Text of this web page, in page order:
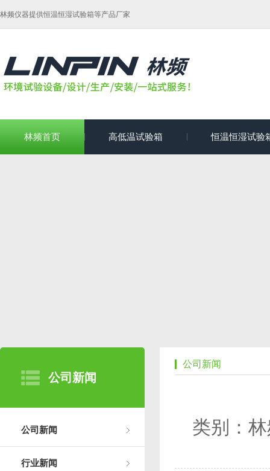
林频仪器提供恒温恒湿试验箱等产品厂家
林频首页 高低温试验箱 恒温恒湿试验
公司新闻
公司新闻
行业新闻
公司新闻
类别：